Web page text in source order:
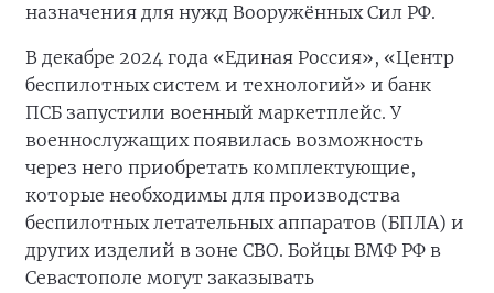
назначения для нужд Вооружённых Сил РФ.
В декабре 2024 года «Единая Россия», «Центр
беспилотных систем и технологий» и банк
ПСБ запустили военный маркетплейс. У
военнослужащих появилась возможность
через него приобретать комплектующие,
которые необходимы для производства
беспилотных летательных аппаратов (БПЛА) и
других изделий в зоне СВО. Бойцы ВМФ РФ в
Севастополе могут заказывать